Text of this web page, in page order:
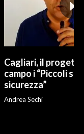
Cagliari, il
campo i “Piccoli
sicurezza”
Andrea Sechi